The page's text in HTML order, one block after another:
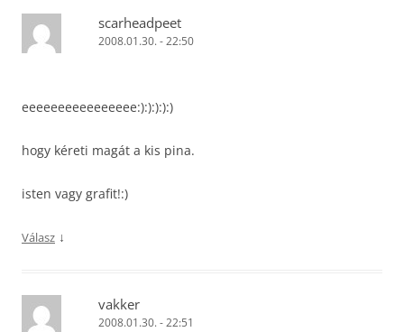
scarheadpeet
2008.01.30. - 22:50
eeeeeeeeeeeeeeee:):):):):)
hogy kéreti magát a kis pina.
isten vagy grafit!:)
Válasz ↓
vakker
2008.01.30. - 22:51